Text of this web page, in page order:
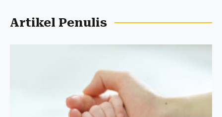
Artikel Penulis